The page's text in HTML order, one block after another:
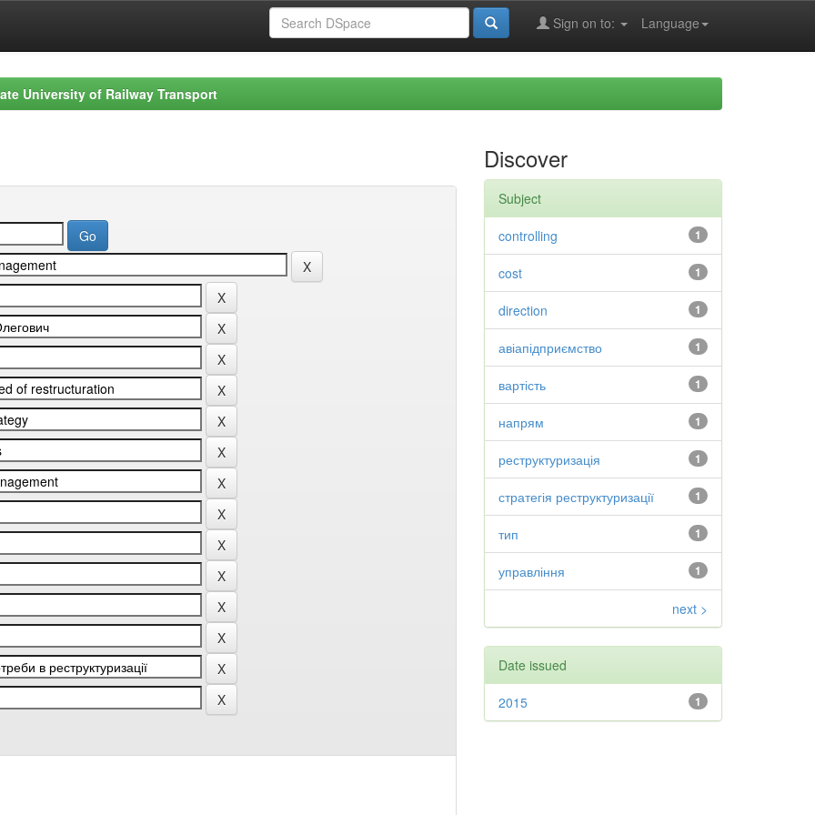
Language
Sign on to:
University of Railway Transport
Discover
Subject
1
controlling
1
cost
1
direction
1
авіапідприємство
1
вартість
1
напрям
1
реструктуризація
1
стратегія реструктуризації
1
тип
1
управління
next >
Date issued
1
2015